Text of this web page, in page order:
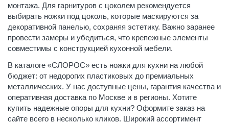
монтажа. Для гарнитуров с цоколем рекомендуется
выбирать ножки под цоколь, которые маскируются за
декоративной панелью, сохраняя эстетику. Важно заранее
провести замеры и убедиться, что крепежные элементы
совместимы с конструкцией кухонной мебели.
В каталоге «СЛОРОС» есть ножки для кухни на любой
бюджет: от недорогих пластиковых до премиальных
металлических. У нас доступные цены, гарантия качества и
оперативная доставка по Москве и в регионы. Хотите
купить надежные опоры для кухни? Оформите заказ на
сайте всего в несколько кликов. Широкий ассортимент